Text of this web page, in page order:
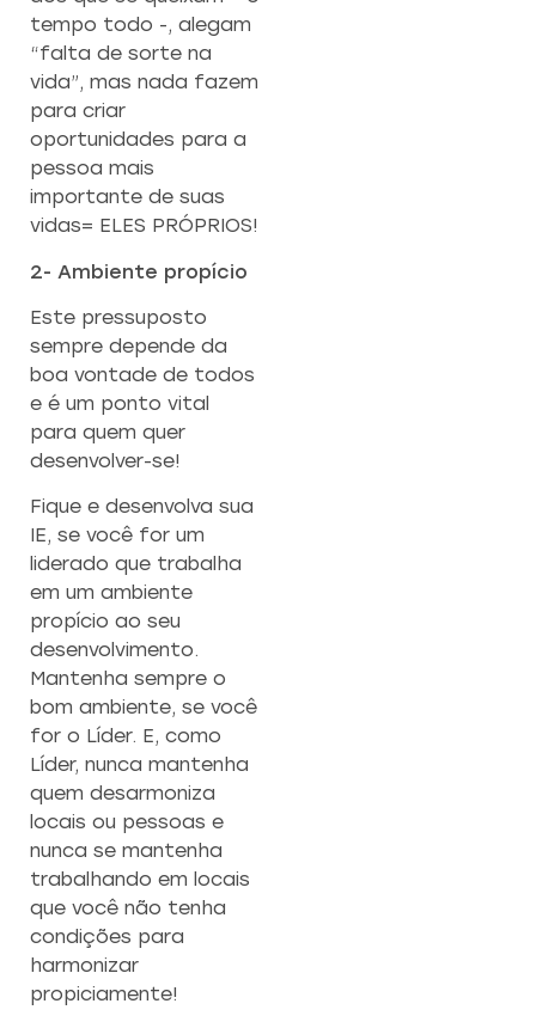
tempo todo -, alegam
“falta de sorte na
vida”, mas nada fazem
para criar
oportunidades para a
pessoa mais
importante de suas
vidas= ELES PRÓPRIOS!
2- Ambiente propício
Este pressuposto
sempre depende da
boa vontade de todos
e é um ponto vital
para quem quer
desenvolver-se!
Fique e desenvolva sua
IE, se você for um
liderado que trabalha
em um ambiente
propício ao seu
desenvolvimento.
Mantenha sempre o
bom ambiente, se você
for o Líder. E, como
Líder, nunca mantenha
quem desarmoniza
locais ou pessoas e
nunca se mantenha
trabalhando em locais
que você não tenha
condições para
harmonizar
propiciamente!